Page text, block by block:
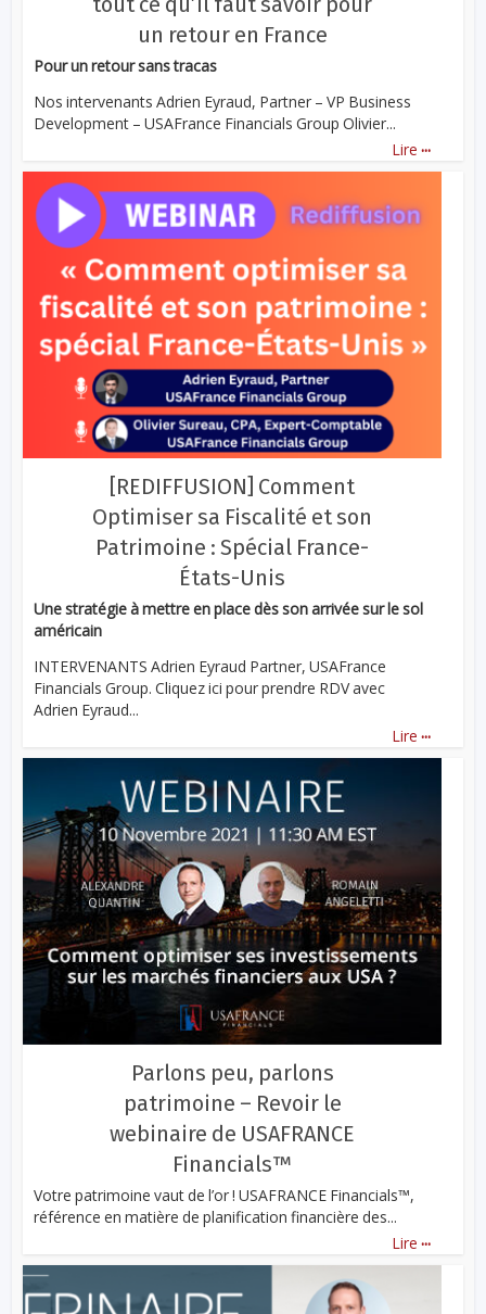
un retour en France
Pour un retour sans tracas
Nos intervenants Adrien Eyraud, Partner – VP Business
Development – USAFrance Financials Group Olivier...
Lire ...
[REDIFFUSION] Comment
Optimiser sa Fiscalité et son
Patrimoine : Spécial France-
États-Unis
Une stratégie à mettre en place dès son arrivée sur le sol
américain
INTERVENANTS Adrien Eyraud Partner, USAFrance
Financials Group. Cliquez ici pour prendre RDV avec
Adrien Eyraud...
Lire ...
Parlons peu, parlons
patrimoine – Revoir le
webinaire de USAFRANCE
Financials™
Votre patrimoine vaut de l’or ! USAFRANCE Financials™,
référence en matière de planification financière des...
Lire ...